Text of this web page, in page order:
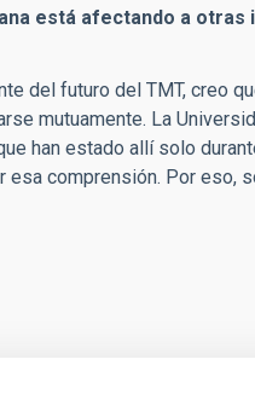
está afectando a otras
del futuro del TMT, creo
mutuamente. La
han estado allí solo
esa comprensión. Por eso,